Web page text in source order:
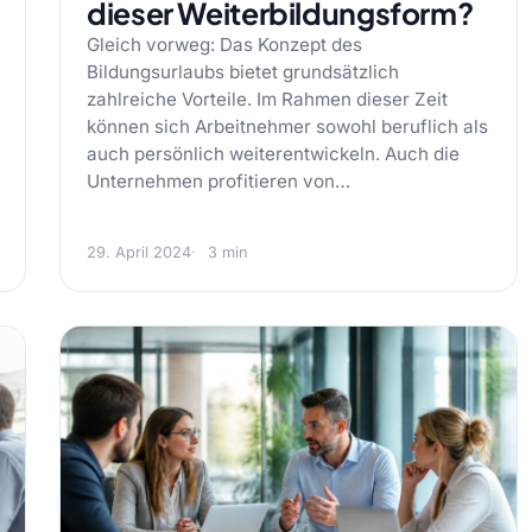
dieser Weiterbildungsform?
Gleich vorweg: Das Konzept des
Bildungsurlaubs bietet grundsätzlich
zahlreiche Vorteile. Im Rahmen dieser Zeit
können sich Arbeitnehmer sowohl beruflich als
auch persönlich weiterentwickeln. Auch die
Unternehmen profitieren von…
29. April 2024 3 min